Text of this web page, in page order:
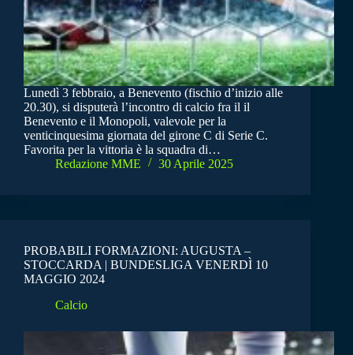
Lunedì 3 febbraio, a Benevento (fischio d’inizio alle
20.30), si disputerà l’incontro di calcio fra il il
Benevento e il Monopoli, valevole per la
venticinquesima giornata del girone C di Serie C.
Favorita per la vittoria è la squadra di…
Redazione MME
30 Aprile 2025
PROBABILI FORMAZIONI: AUGUSTA –
STOCCARDA | BUNDESLIGA VENERDÌ 10
MAGGIO 2024
Calcio